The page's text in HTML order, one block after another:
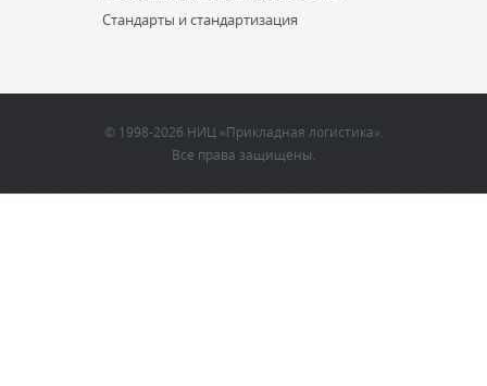
Стандарты и стандартизация
© 1998-2026 НИЦ «Прикладная логистика».
Все права защищены.